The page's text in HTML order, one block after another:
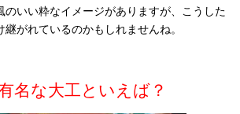
のいい粋なイメージがありますが、こうした
がれているのかもしれませんね。
名な大工といえば？